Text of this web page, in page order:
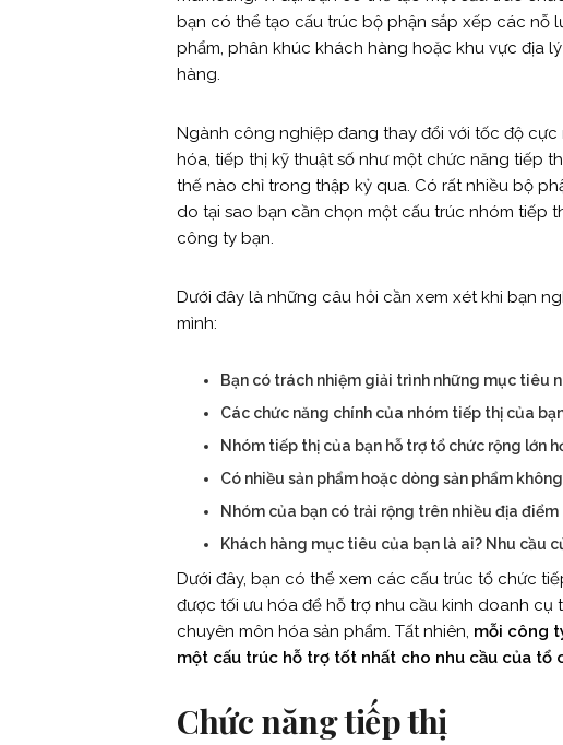
bạn có thể tạo cấu trúc bộ phận sắp xếp các nỗ
phẩm, phân khúc khách hàng hoặc khu vực địa
hàng.
Ngành công nghiệp đang thay đổi với tốc độ
hóa, tiếp thị kỹ thuật số như một chức năng tiếp
thế nào chỉ trong thập kỷ qua. Có rất nhiều bộ
do tại sao bạn cần chọn một cấu trúc nhóm tiếp
công ty bạn.
Dưới đây là những câu hỏi cần xem xét khi bạn
mình:
Bạn có trách nhiệm giải trình những mục tiêu
Các chức năng chính của nhóm tiếp thị của
Nhóm tiếp thị của bạn hỗ trợ tổ chức rộng lớn
Có nhiều sản phẩm hoặc dòng sản phẩm
Nhóm của bạn có trải rộng trên nhiều địa điểm
Khách hàng mục tiêu của bạn là ai? Nhu cầu
Dưới đây, bạn có thể xem các cấu trúc tổ chức
được tối ưu hóa để hỗ trợ nhu cầu kinh doanh
chuyên môn hóa sản phẩm. Tất nhiên, mỗi công
một cấu trúc hỗ trợ tốt nhất cho nhu cầu của tổ
Chức năng tiếp thị